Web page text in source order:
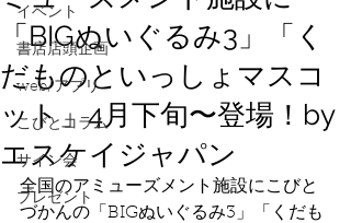
イベント
書店店頭企画
web/アプリ
こびとコラム
サイン会
プレゼント
「BIGぬいぐるみ3」「く
だものといっしょマスコ
ット」4月下旬〜登場！by
エスケイジャパン
全国のアミューズメント施設にこびと
づかんの 「BIGぬいぐるみ3」「くだも